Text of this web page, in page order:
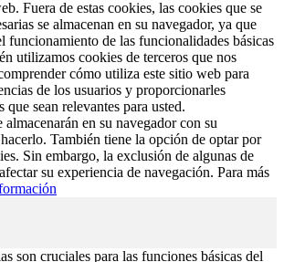
Fuera de estas cookies, las cookies que se
se almacenan en su navegador, ya que
funcionamiento de las funcionalidades básicas
utilizamos cookies de terceros que nos
cómo utiliza este sitio web para
de los usuarios y proporcionarles
sean relevantes para usted.
almacenarán en su navegador con su
También tiene la opción de optar por
Sin embargo, la exclusión de algunas de
su experiencia de navegación. Para más
son cruciales para las funciones básicas del